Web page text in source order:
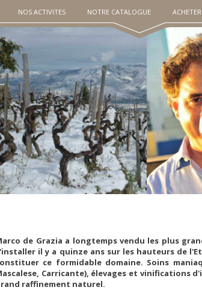
NOS ACTIVITES NOTRE CATALOGUE
de Grazia a longtemps vendu les plus
il y a quinze ans sur les hauteurs de
ce formidable domaine. Soins
Carricante), élevages et
raffinement naturel.